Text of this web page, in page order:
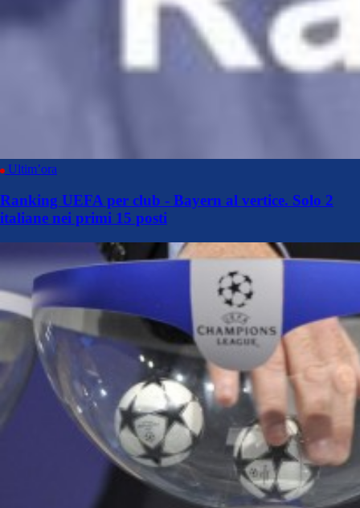
Ultim’ora
Ranking UEFA per club - Bayern al vertice. Solo 2
italiane nei primi 15 posti